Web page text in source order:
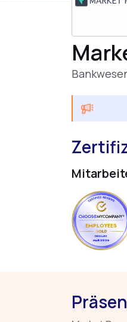
EMPLOYEES
DENMARK
MAR 2026